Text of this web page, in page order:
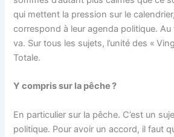
qui mettent la pression sur le
correspond à leur agenda politique.
va. Sur tous les sujets, l’unité des «
Totale.
Y compris sur la pêche ?
En particulier sur la pêche. C’est un
politique. Pour avoir un accord, il faut